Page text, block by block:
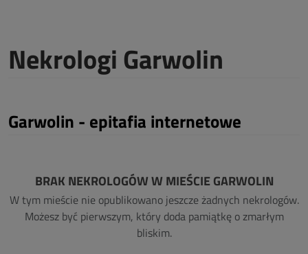
Nekrologi Garwolin
Garwolin - epitafia internetowe
BRAK NEKROLOGÓW W MIEŚCIE GARWOLIN
W tym mieście nie opublikowano jeszcze żadnych nekrologów.
Możesz być pierwszym, który doda pamiątkę o zmarłym
bliskim.